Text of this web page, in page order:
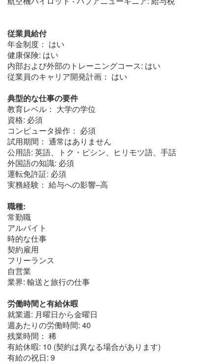
従業員給付
年金制度： はい
健康保険: はい
内部および外部のトレーニングコース: はい
従業員のキャリア開発計画： はい
典型的な仕事の要件
教育レベル： 大学の学位
資格: 必須
コンピュータ操作： 必須
試用期間： 通常はありません
公用語: 英語、トク・ピシン、ヒリモツ語、手話
外国語の知識: 必須
運転免許証: 必須
実務経験： 給与への影響–高
職種:
常勤職
アルバイト
時的な仕事
契約雇用
フリーランス
自営業
業界: 輸送と旅行の仕事
労働時間と有給休暇
就業週: 月曜日から金曜日
週あたりの労働時間: 40
残業時間： 稀
有給休暇: 10 (契約は異なる場合があります)
有給の祝日: 9